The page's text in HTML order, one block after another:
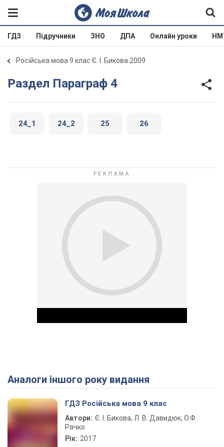
ГДЗ Підручники ЗНО ДПА Онлайн уроки
Російська мова 9 клас Є. І. Бикова 2009
Раздел Параграф 4
24_1 24_2 25 26
Play Video
Аналоги іншого року видання
ГДЗ Російська мова 9 клас
Автори: Є. І. Бикова, Л. В. Давидюк, О.Ф.
Рачко
Рік: 2017